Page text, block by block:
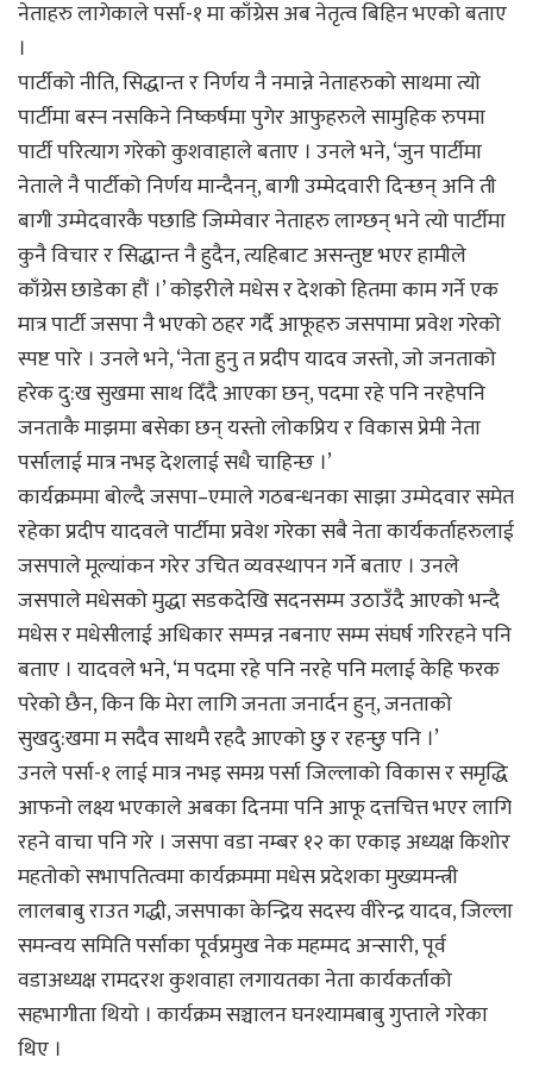
नेताहरु लागेकाले पर्सा-१ मा काँग्रेस अब नेतृत्व बिहिन भएको बताए
।
पार्टीको नीति, सिद्धान्त र निर्णय नै नमान्ने नेताहरुको साथमा त्यो
पार्टीमा बस्न नसकिने निष्कर्षमा पुगेर आफुहरुले सामुहिक रुपमा
पार्टी परित्याग गरेको कुशवाहाले बताए । उनले भने, ‘जुन पार्टीमा
नेताले नै पार्टीको निर्णय मान्दैनन्, बागी उम्मेदवारी दिन्छन् अनि ती
बागी उम्मेदवारकै पछाडि जिम्मेवार नेताहरु लाग्छन् भने त्यो पार्टीमा
कुनै विचार र सिद्धान्त नै हुदैन, त्यहिबाट असन्तुष्ट भएर हामीले
काँग्रेस छाडेका हौं ।’ कोइरीले मधेस र देशको हितमा काम गर्ने एक
मात्र पार्टी जसपा नै भएको ठहर गर्दै आफूहरु जसपामा प्रवेश गरेको
स्पष्ट पारे । उनले भने, ‘नेता हुनु त प्रदीप यादव जस्तो, जो जनताको
हरेक दु:ख सुखमा साथ दिँदै आएका छन्, पदमा रहे पनि नरहेपनि
जनताकै माझमा बसेका छन् यस्तो लोकप्रिय र विकास प्रेमी नेता
पर्सालाई मात्र नभइ देशलाई सधै चाहिन्छ ।’
कार्यक्रममा बोल्दै जसपा–एमाले गठबन्धनका साझा उम्मेदवार समेत
रहेका प्रदीप यादवले पार्टीमा प्रवेश गरेका सबै नेता कार्यकर्ताहरुलाई
जसपाले मूल्यांकन गरेर उचित व्यवस्थापन गर्ने बताए । उनले
जसपाले मधेसको मुद्धा सडकदेखि सदनसम्म उठाउँदै आएको भन्दै
मधेस र मधेसीलाई अधिकार सम्पन्न नबनाए सम्म संघर्ष गरिरहने पनि
बताए । यादवले भने, ‘म पदमा रहे पनि नरहे पनि मलाई केहि फरक
परेको छैन, किन कि मेरा लागि जनता जनार्दन हुन्, जनताको
सुखदु:खमा म सदैव साथमै रहदै आएको छु र रहन्छु पनि ।’
उनले पर्सा-१ लाई मात्र नभइ समग्र पर्सा जिल्लाको विकास र समृद्धि
आफनो लक्ष्य भएकाले अबका दिनमा पनि आफू दत्तचित्त भएर लागि
रहने वाचा पनि गरे । जसपा वडा नम्बर १२ का एकाइ अध्यक्ष किशोर
महतोको सभापतित्वमा कार्यक्रममा मधेस प्रदेशका मुख्यमन्त्री
लालबाबु राउत गद्धी, जसपाका केन्द्रिय सदस्य वीरेन्द्र यादव, जिल्ला
समन्वय समिति पर्साका पूर्वप्रमुख नेक महम्मद अन्सारी, पूर्व
वडाअध्यक्ष रामदरश कुशवाहा लगायतका नेता कार्यकर्ताको
सहभागीता थियो । कार्यक्रम सञ्चालन घनश्यामबाबु गुप्ताले गरेका
थिए ।